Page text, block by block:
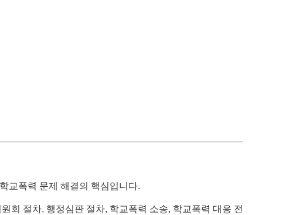
교폭력 문제 해결의 핵심입니다.
회 절차, 행정심판 절차, 학교폭력 소송, 학교폭력 대응 전